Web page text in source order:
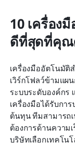
10 เครื่อง
ดีที่สุดที่คุณ
เครื่องมืออัตโนมั
เวิร์กโฟลว์ข้ามแผ
ระบบระดับองค์กร
เครื่องมือได้รับกา
ต้นทุน ทีมสามารถเ
ต้องการด้านความ
บริษัทเลือกเทคโน